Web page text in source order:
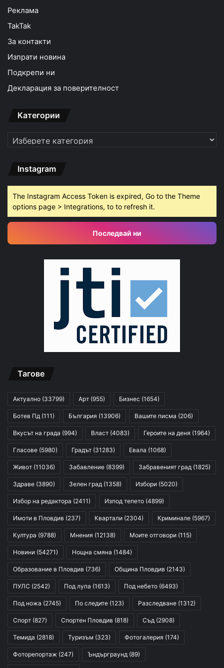
Реклама
TakTak
За контакти
Изпрати новина
Подкрепи ни
Декларация за поверителност
Категории
Категории
Instagram
The Instagram Access Token is expired, Go to the Theme
options page > Integrations, to to refresh it.
Последвай ни
Тагове
Актуално (33799) Арт (955) Бизнес (1654)
Ботев Пд (111) България (13906) Вашите писма (206)
Вкусът на града (994) Власт (4083) Героите на деня (1964)
Гласове (5980) Градът (31283) Евала (1068)
Живот (11036) Забавление (8399) Забравеният град (1825)
Здраве (3890) Зелен град (1358) Избори (5020)
Избор на редактора (2411) Изпод тепето (4899)
Имоти в Пловдив (237) Квартали (2304) Криминале (5967)
Култура (9788) Мнения (12138) Моите отговори (115)
Новини (54271) Нощна смяна (1484)
Образование в Пловдив (736) Община Пловдив (2143)
ПУЛС (2542) Под лупа (1613) Под небето (6493)
Под ножа (2745) По следите (123) Разследване (1312)
Спорт (827) Спортен Пловдив (818) Съд (2908)
Темида (2818) Туризъм (323) Фотогалерия (174)
Фоторепортаж (247) Ъндърграунд (89)